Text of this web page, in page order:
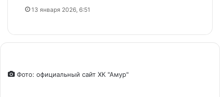
13 января 2026, 6:51
Фото: официальный сайт ХК "Амур"